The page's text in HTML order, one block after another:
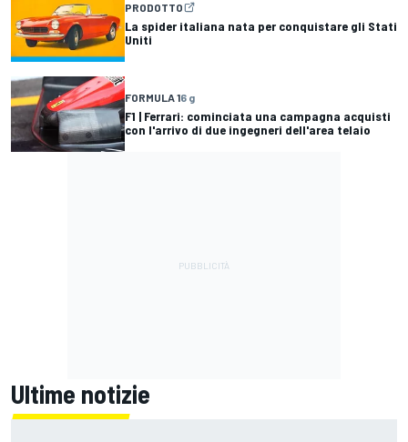
PRODOTTO
La spider italiana nata per conquistare gli Stati
Uniti
FORMULA 16 g
F1 | Ferrari: cominciata una campagna acquisti
con l'arrivo di due ingegneri dell'area telaio
Ultime notizie